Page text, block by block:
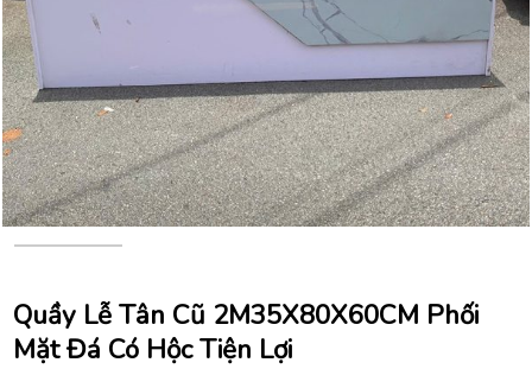
Quầy Lễ Tân Cũ 2M35X80X60CM Phối
Mặt Đá Có Hộc Tiện Lợi